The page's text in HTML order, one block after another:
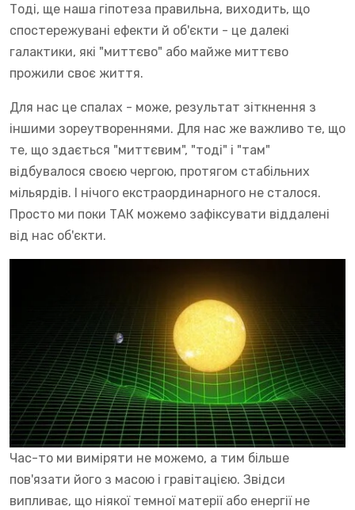
Тоді, ще наша гіпотеза правильна, виходить, що
спостережувані ефекти й об'єкти - це далекі
галактики, які "миттєво" або майже миттєво
прожили своє життя.
Для нас це спалах - може, результат зіткнення з
іншими зореутвореннями. Для нас же важливо те, що
те, що здається "миттєвим", "тоді" і "там"
відбувалося своєю чергою, протягом стабільних
мільярдів. І нічого екстраординарного не сталося.
Просто ми поки ТАК можемо зафіксувати віддалені
від нас об'єкти.
Час-то ми виміряти не можемо, а тим більше
пов'язати його з масою і гравітацією. Звідси
випливає, що ніякої темної матерії або енергії не